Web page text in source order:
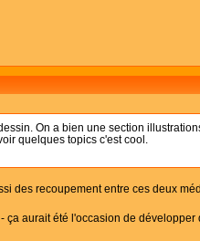
On a bien une section
quelques topics c'est cool.
des recoupement entre ces deux
aurait été l'occasion de